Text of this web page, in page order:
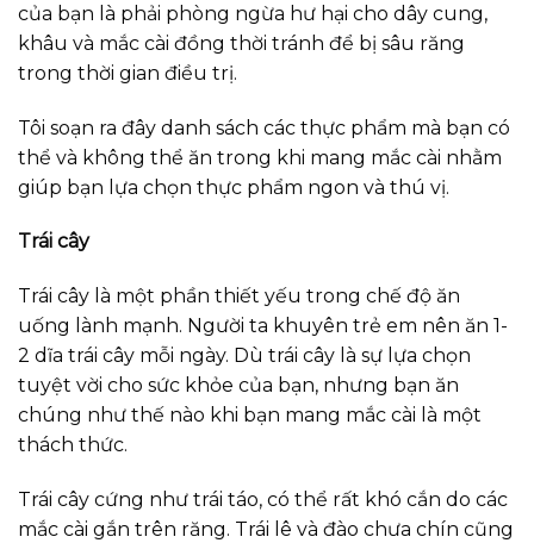
của bạn là phải phòng ngừa hư hại cho dây cung,
khâu và mắc cài đồng thời tránh để bị sâu răng
trong thời gian điều trị.
Tôi soạn ra đây danh sách các thực phẩm mà bạn có
thể và không thể ăn trong khi mang mắc cài nhằm
giúp bạn lựa chọn thực phẩm ngon và thú vị.
Trái cây
Trái cây là một phần thiết yếu trong chế độ ăn
uống lành mạnh. Người ta khuyên trẻ em nên ăn 1-
2 dĩa trái cây mỗi ngày. Dù trái cây là sự lựa chọn
tuyệt vời cho sức khỏe của bạn, nhưng bạn ăn
chúng như thế nào khi bạn mang mắc cài là một
thách thức.
Trái cây cứng như trái táo, có thể rất khó cắn do các
mắc cài gắn trên răng. Trái lê và đào chưa chín cũng